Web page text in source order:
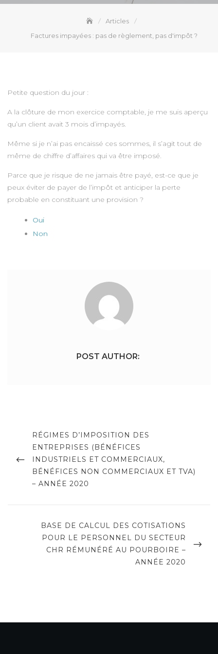
Articles
Factures impayées : pas de règlement, pas d'impôt ?
Petite question du jour :
A la clôture de mon exercice comptable, je me suis aperçu
qu’un client avait 3 mois d’impayés.
Même si je n’ai pas encaissé ces sommes, il s’agit tout de
même de chiffre d’affaires qui va être imposé.
Parce que je risque de ne jamais être payé, est-ce que je
peux éviter de payer de l’impôt et anticiper la perte
probable en constituant une provision ?
Oui
Non
POST AUTHOR:
l’article
PREVIOUS
POST
RÉGIMES D’IMPOSITION DES
ENTREPRISES (BÉNÉFICES
INDUSTRIELS ET COMMERCIAUX,
BÉNÉFICES NON COMMERCIAUX ET TVA)
– ANNÉE 2020
NEXT
POST
BASE DE CALCUL DES COTISATIONS
POUR LE PERSONNEL DU SECTEUR
CHR RÉMUNÉRÉ AU POURBOIRE –
ANNÉE 2020